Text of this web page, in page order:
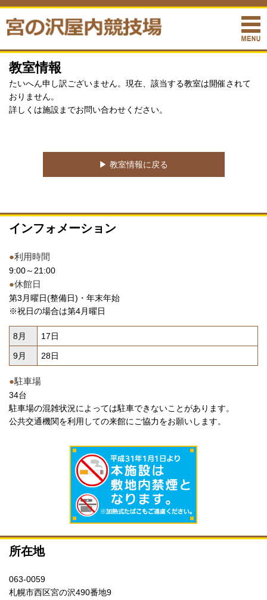
教室情報
たいへん申し訳ございません。現在、該当する教室は開催されて
おりません。
詳しくは施設までお問い合わせください。
▶︎ 教室情報に戻る
インフォメーション
●利用時間
9:00～21:00
●休館日
第3月曜日(整備日)・年末年始
※祝日の場合は第4月曜日
8月 17日
9月 28日
●駐車場
34台
駐車場の混雑状況によっては駐車できないことがあります。
公共交通機関を利用しての来館にご協力をお願いします。
所在地
063-0059
札幌市西区宮の沢490番地9